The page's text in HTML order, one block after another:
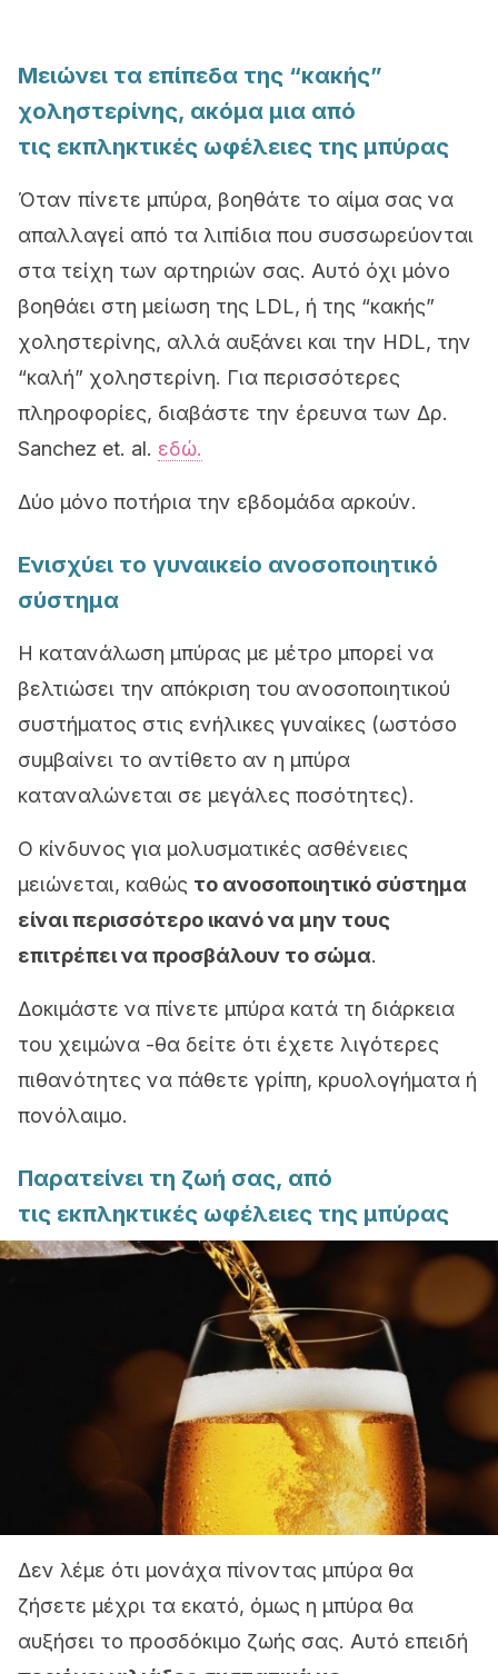
Μειώνει τα επίπεδα της “κακής”
χοληστερίνης, ακόμα μια από
τις εκπληκτικές ωφέλειες της μπύρας
Όταν πίνετε μπύρα, βοηθάτε το αίμα σας να
απαλλαγεί από τα λιπίδια που συσσωρεύονται
στα τείχη των αρτηριών σας. Αυτό όχι μόνο
βοηθάει στη μείωση της LDL, ή της “κακής”
χοληστερίνης, αλλά αυξάνει και την HDL, την
“καλή” χοληστερίνη. Για περισσότερες
πληροφορίες, διαβάστε την έρευνα των Δρ.
Sanchez et. al. εδώ.
Δύο μόνο ποτήρια την εβδομάδα αρκούν.
Ενισχύει το γυναικείο ανοσοποιητικό
σύστημα
Η κατανάλωση μπύρας με μέτρο μπορεί να
βελτιώσει την απόκριση του ανοσοποιητικού
συστήματος στις ενήλικες γυναίκες (ωστόσο
συμβαίνει το αντίθετο αν η μπύρα
καταναλώνεται σε μεγάλες ποσότητες).
Ο κίνδυνος για μολυσματικές ασθένειες
μειώνεται, καθώς το ανοσοποιητικό σύστημα
είναι περισσότερο ικανό να μην τους
επιτρέπει να προσβάλουν το σώμα.
Δοκιμάστε να πίνετε μπύρα κατά τη διάρκεια
του χειμώνα -θα δείτε ότι έχετε λιγότερες
πιθανότητες να πάθετε γρίπη, κρυολογήματα ή
πονόλαιμο.
Παρατείνει τη ζωή σας, από
τις εκπληκτικές ωφέλειες της μπύρας
Δεν λέμε ότι μονάχα πίνοντας μπύρα θα
ζήσετε μέχρι τα εκατό, όμως η μπύρα θα
αυξήσει το προσδόκιμο ζωής σας. Αυτό επειδή